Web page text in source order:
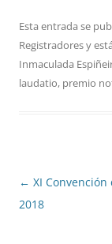
Esta entrada se
Registradoresy
Inmaculada
laudatio, premio
Navegación
de
← XI Convención
2018